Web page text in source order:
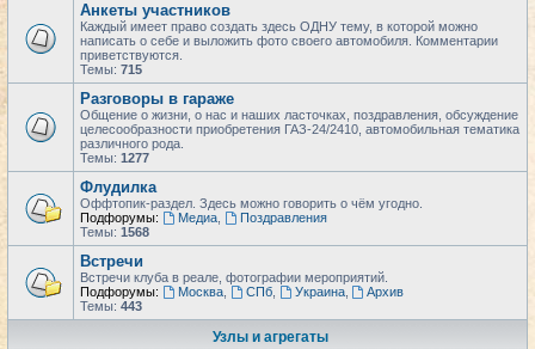
Анкеты участников
Каждый имеет право создать здесь ОДНУ тему, в которой можно
написать о себе и выложить фото своего автомобиля. Комментарии
приветствуются.
Темы: 715
Разговоры в гараже
Общение о жизни, о нас и наших ласточках, поздравления, обсуждение
целесообразности приобретения ГАЗ-24/2410, автомобильная тематика
различного рода.
Темы: 1277
Флудилка
Оффтопик-раздел. Здесь можно говорить о чём угодно.
Подфорумы:
Медиа,
Поздравления
Темы: 1568
Встречи
Встречи клуба в реале, фотографии мероприятий.
Подфорумы:
Москва, СПб, Украина,
Архив
Темы: 443
Узлы и агрегаты